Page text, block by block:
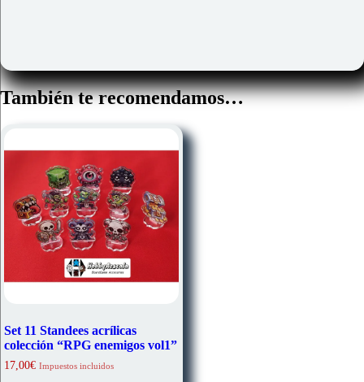
También te recomendamos…
Set 11 Standees acrílicas
colección “RPG enemigos vol1”
17,00€ Impuestos incluidos